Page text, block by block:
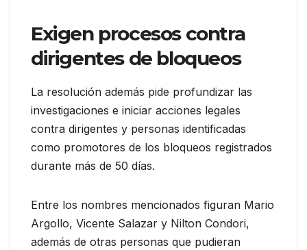
Exigen procesos contra
dirigentes de bloqueos
La resolución además pide profundizar las
investigaciones e iniciar acciones legales
contra dirigentes y personas identificadas
como promotores de los bloqueos registrados
durante más de 50 días.
Entre los nombres mencionados figuran Mario
Argollo, Vicente Salazar y Nilton Condori,
además de otras personas que pudieran